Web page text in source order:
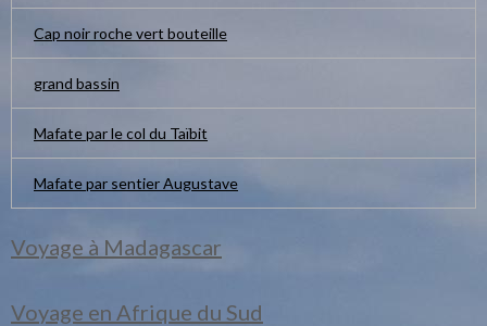
Cap noir roche vert bouteille
grand bassin
Mafate par le col du Taïbit
Mafate par sentier Augustave
Voyage à Madagascar
Voyage en Afrique du Sud